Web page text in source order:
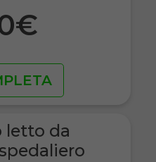
letto da